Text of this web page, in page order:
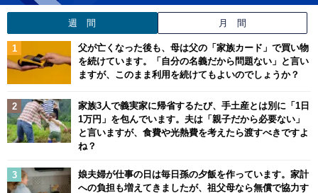
週 間 月 間
父が亡くなった後も、母は父の「家族カード」で買い物
を続けています。「自分の名義だから問題ない」と言い
ますが、このまま利用を続けてもよいのでしょうか？
家族3人で義実家に帰省するたび、手土産とは別に「1日
1万円」を包んでいます。夫は「親子だから必要ない」
と言いますが、食費や光熱費を考えたら渡すべきですよ
ね？
娘夫婦が仕事の日は毎日孫の夕飯を作っています。家計
への負担も増えてきましたが、祖父母なら無償で協力す